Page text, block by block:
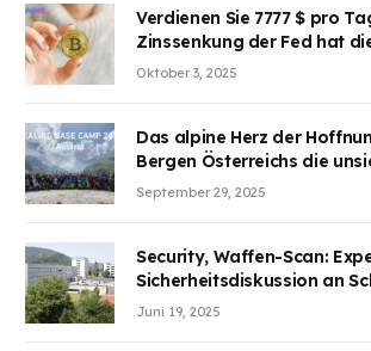
Verdienen Sie 7777 $ pro
Zinssenkung der Fed hat
Aufmerksamkeit des
Oktober 3, 2025
Das alpine Herz der
Bergen Österreichs die
Wunden des Kriegesheilen
September 29, 2025
Security, Waffen-Scan:
Sicherheitsdiskussion an
Juni 19, 2025